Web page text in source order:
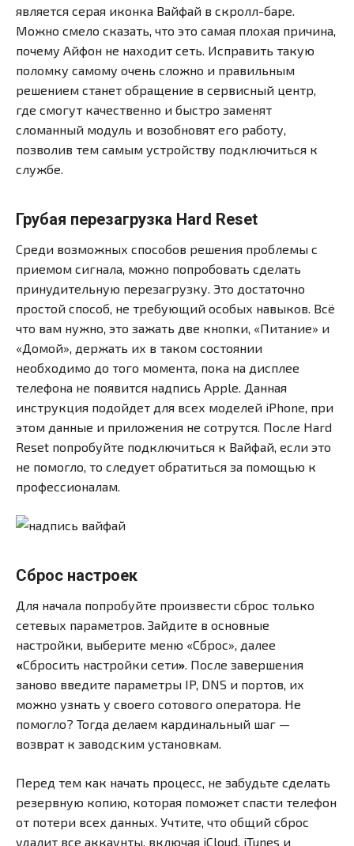
является серая иконка Вайфай в скролл-баре.
Можно смело сказать, что это самая плохая причина,
почему Айфон не находит сеть. Исправить такую
поломку самому очень сложно и правильным
решением станет обращение в сервисный центр,
где смогут качественно и быстро заменят
сломанный модуль и возобновят его работу,
позволив тем самым устройству подключиться к
службе.
Грубая перезагрузка Hard Reset
Среди возможных способов решения проблемы с
приемом сигнала, можно попробовать сделать
принудительную перезагрузку. Это достаточно
простой способ, не требующий особых навыков. Всё
что вам нужно, это зажать две кнопки, «Питание» и
«Домой», держать их в таком состоянии
необходимо до того момента, пока на дисплее
телефона не появится надпись Apple. Данная
инструкция подойдет для всех моделей iPhone, при
этом данные и приложения не сотрутся. После Hard
Reset попробуйте подключиться к Вайфай, если это
не помогло, то следует обратиться за помощью к
профессионалам.
Сброс настроек
Для начала попробуйте произвести сброс только
сетевых параметров. Зайдите в основные
настройки, выберите меню «Сброс», далее
«Сбросить настройки сети». После завершения
заново введите параметры IP, DNS и портов, их
можно узнать у своего сотового оператора. Не
помогло? Тогда делаем кардинальный шаг —
возврат к заводским установкам.
Перед тем как начать процесс, не забудьте сделать
резервную копию, которая поможет спасти телефон
от потери всех данных. Учтите, что общий сброс
удалит все аккаунты, включая iCloud, iTunes и